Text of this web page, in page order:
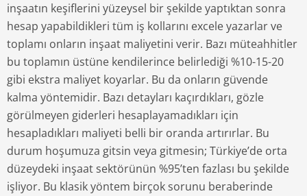
inşaatın keşiflerini yüzeysel bir şekilde yaptıktan sonra
hesap yapabildikleri tüm iş kollarını excele yazarlar ve
toplamı onların inşaat maliyetini verir. Bazı müteahhitler
bu toplamın üstüne kendilerince belirlediği %10-15-20
gibi ekstra maliyet koyarlar. Bu da onların güvende
kalma yöntemidir. Bazı detayları kaçırdıkları, gözle
görülmeyen giderleri hesaplayamadıkları için
hesapladıkları maliyeti belli bir oranda artırırlar. Bu
durum hoşumuza gitsin veya gitmesin; Türkiye’de orta
düzeydeki inşaat sektörünün %95’ten fazlası bu şekilde
işliyor. Bu klasik yöntem birçok sorunu beraberinde